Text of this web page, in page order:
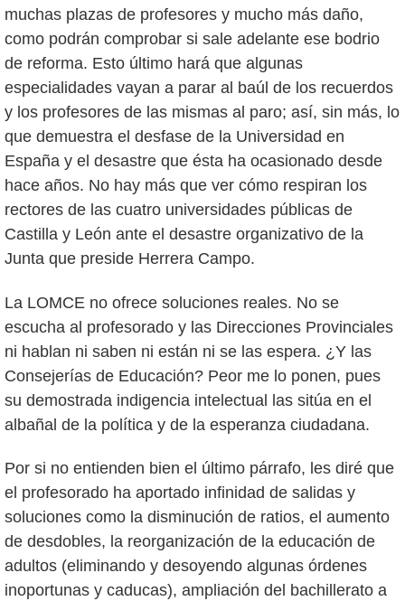
muchas plazas de profesores y mucho más daño,
como podrán comprobar si sale adelante ese bodrio
de reforma. Esto último hará que algunas
especialidades vayan a parar al baúl de los recuerdos
y los profesores de las mismas al paro; así, sin más, lo
que demuestra el desfase de la Universidad en
España y el desastre que ésta ha ocasionado desde
hace años. No hay más que ver cómo respiran los
rectores de las cuatro universidades públicas de
Castilla y León ante el desastre organizativo de la
Junta que preside Herrera Campo.
La LOMCE no ofrece soluciones reales. No se
escucha al profesorado y las Direcciones Provinciales
ni hablan ni saben ni están ni se las espera. ¿Y las
Consejerías de Educación? Peor me lo ponen, pues
su demostrada indigencia intelectual las sitúa en el
albañal de la política y de la esperanza ciudadana.
Por si no entienden bien el último párrafo, les diré que
el profesorado ha aportado infinidad de salidas y
soluciones como la disminución de ratios, el aumento
de desdobles, la reorganización de la educación de
adultos (eliminando y desoyendo algunas órdenes
inoportunas y caducas), ampliación del bachillerato a